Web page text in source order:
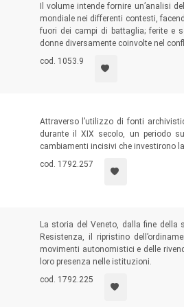
Il volume intende fornire un’analisi
mondiale nei differenti contesti,
fuori dei campi di battaglia; ferite e
donne diversamente coinvolte nel
cod. 1053.9
Attraverso l’utilizzo di fonti
durante il XIX secolo, un periodo
cambiamenti incisivi che investirono
cod. 1792.257
La storia del Veneto, dalla fine della
Resistenza, il ripristino
movimenti autonomistici e delle
loro presenza nelle istituzioni.
cod. 1792.225